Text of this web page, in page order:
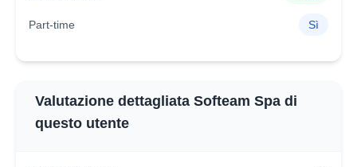
Part-time Sì
Valutazione dettagliata Softeam Spa di
questo utente